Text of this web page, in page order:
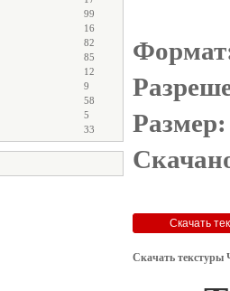
99
16
82
85
12
9
58
5
33
Скачать текстуры